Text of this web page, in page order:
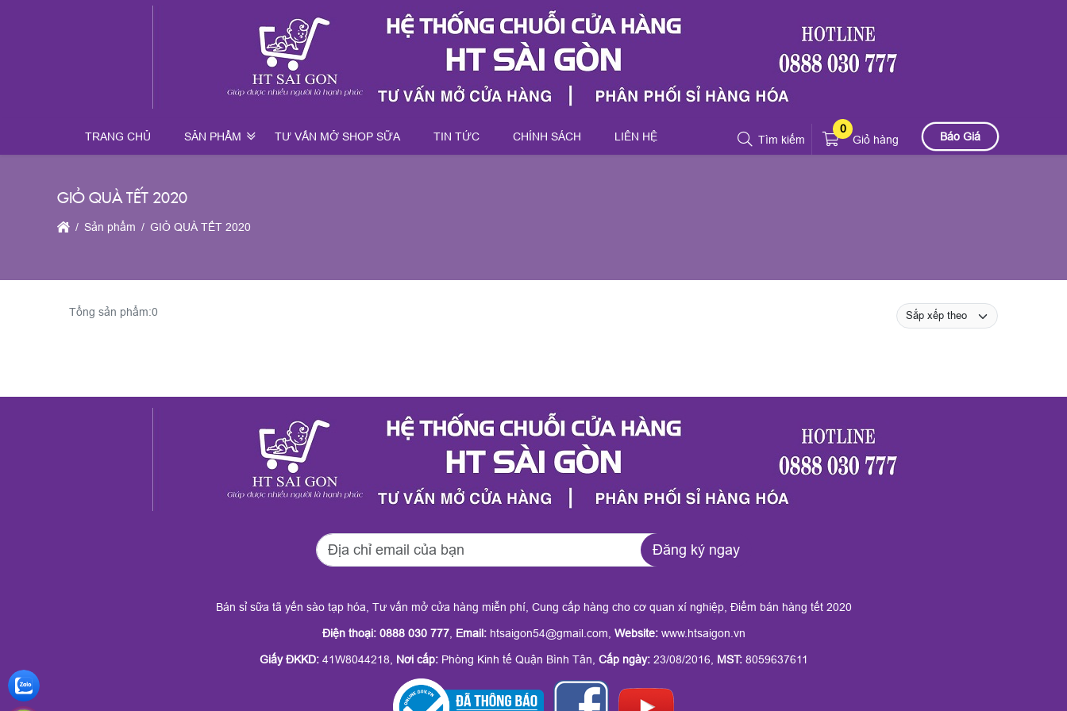
TRANG CHỦ SẢN PHẨM TƯ VẤN MỞ SHOP SỮA TIN TỨC CHÍNH SÁCH LIÊN HỆ Tìm kiếm
0
Giỏ hàng
Báo Giá
GIỎ QUÀ TẾT 2020
Sản phẩm GIỎ QUÀ TẾT 2020
Tổng sản phẩm:0
Đăng ký ngay
Bán sỉ sữa tã yến sào tạp hóa, Tư vấn mở cửa hàng miễn phí, Cung cấp hàng cho cơ quan xí nghiệp, Điểm bán hàng tết 2020
Điện thoại: 0888 030 777, Email:htsaigon54@gmail.com, Website:www.htsaigon.vn
Giấy ĐKKD:41W8044218, Nơi cấp:Phòng Kinh tế Quận Bình Tân, Cấp ngày:23/08/2016, MST:8059637611